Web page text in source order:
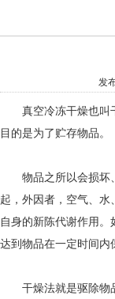
发
真空冷冻干燥也叫干
目的是为了贮存物品。
物品之所以会损坏、
起，外因者，空气、
自身的新陈代谢作用
达到物品在一定时间内
干燥法就是驱除物品